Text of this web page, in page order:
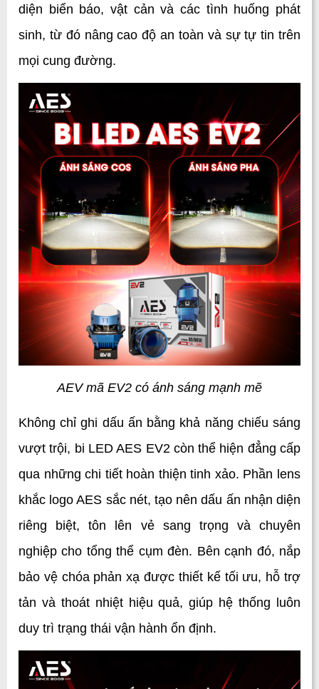
diện biển báo, vật cản và các tình huống phát
sinh, từ đó nâng cao độ an toàn và sự tự tin trên
mọi cung đường.
AEV mã EV2 có ánh sáng mạnh mẽ
Không chỉ ghi dấu ấn bằng khả năng chiếu sáng
vượt trội, bi LED AES EV2 còn thể hiện đẳng cấp
qua những chi tiết hoàn thiện tinh xảo. Phần lens
khắc logo AES sắc nét, tạo nên dấu ấn nhận diện
riêng biệt, tôn lên vẻ sang trọng và chuyên
nghiệp cho tổng thể cụm đèn. Bên cạnh đó, nắp
bảo vệ chóa phản xạ được thiết kế tối ưu, hỗ trợ
tản và thoát nhiệt hiệu quả, giúp hệ thống luôn
duy trì trạng thái vận hành ổn định.